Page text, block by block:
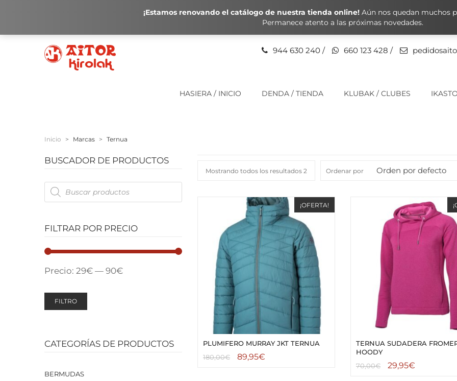
944 630 240 / 660 123 428 /
HASIERA / INICIO DENDA / TIENDA KLUBAK / CLUBES
Inicio > Marcas > Ternua
BUSCADOR DE PRODUCTOS
Products
search
FILTRAR POR PRECIO
Precio: 29€ — 90€
FILTRO
CATEGORÍAS DE PRODUCTOS
BERMUDAS
Mostrando todos los resultados 2 Ordenar por Orden por defecto
¡OFERTA!
PLUMIFERO MURRAY JKT TERNUA
180,00€ 89,95€
TERNUA SUDADERA
HOODY
70,00€ 29,95€
¡Estamos renovando el catálogo de nuestra tienda online! Aún nos quedan muchos
Permanece atento a las próximas novedades.